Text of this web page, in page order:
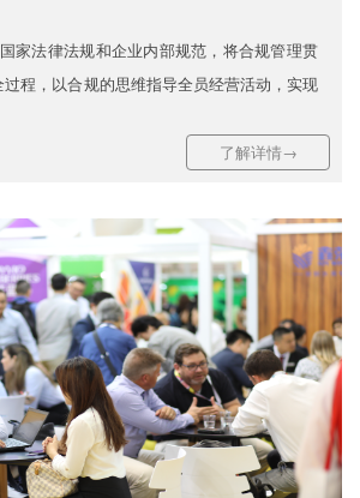
家法律法规和企业内部规范，将合规管理贯
程，以合规的思维指导全员经营活动，实现
了解详情→